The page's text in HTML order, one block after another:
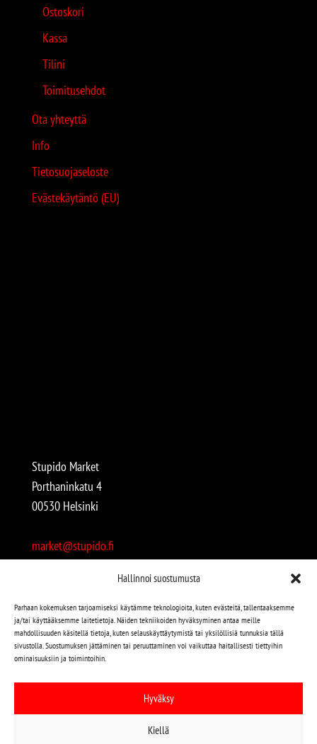
Hallinnoi suostumusta
Parhaan kokemuksen tarjoamiseksi käytämme teknologioita, kuten evästeitä, tallentaaksemme
ja/tai käyttääksemme laitetietoja. Näiden tekniikoiden hyväksyminen antaa meille
mahdollisuuden käsitellä tietoja, kuten selauskäyttäytymistä tai yksilöllisiä tunnuksia tällä
sivustolla. Suostumuksen jättäminen tai peruuttaminen voi vaikuttaa haitallisesti tiettyihin
ominaisuuksiin ja toimintoihin.
Hyväksy
Kiellä
Ostoskori
Kassa
Tilini
Toimitusehdot
Ota yhteyttä
Info
Tietosuojaseloste
Evästekäytäntö (EU)
Stupido Market
Porthaninkatu 4
00530 Helsinki
market@stupido.fi
Avoinna:
arkisin 12-18
lauantaisin 12-17
Stupido löytyy myös kivijalasta!
Stupido Marketista löydät niin uudet kuin käytetytkin
levyt, vaatteet, kirjat, korut jne jne…